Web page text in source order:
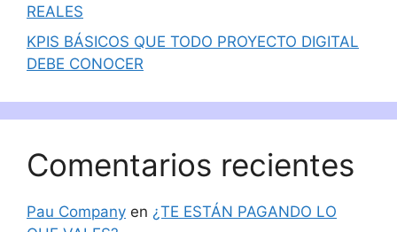
REALES
KPIS BÁSICOS QUE TODO PROYECTO DIGITAL
DEBE CONOCER
Comentarios recientes
Pau Company en ¿TE ESTÁN PAGANDO LO